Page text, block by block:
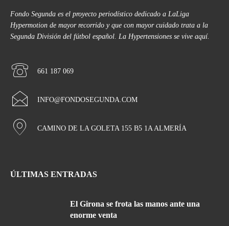
Fondo Segunda es el proyecto periodístico dedicado a LaLiga
Hypermotion de mayor recorrido y que con mayor cuidado trata a la
Segunda División del fútbol español. La Hypertensiones se vive aquí.
661 187 069
INFO@FONDOSEGUNDA.COM
CAMINO DE LA GOLETA 155 B5 1A ALMERÍA
ÚLTIMAS ENTRADAS
El Girona se frota las manos ante una
enorme venta